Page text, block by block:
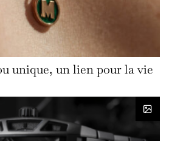
unique, un lien pour la vie